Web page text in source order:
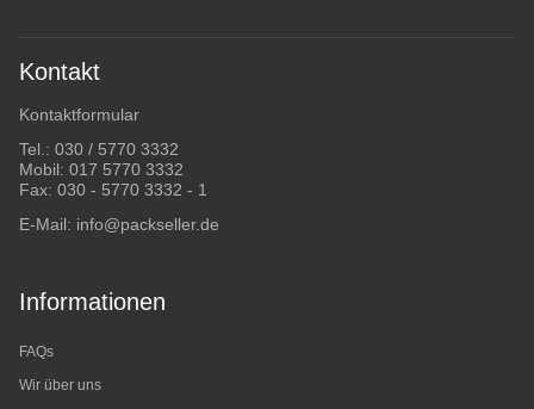
Kontakt
Kontaktformular
Tel.: 030 / 5770 3332
Mobil: 017 5770 3332
Fax: 030 - 5770 3332 - 1
E-Mail: info@packseller.de
Informationen
FAQs
Wir über uns